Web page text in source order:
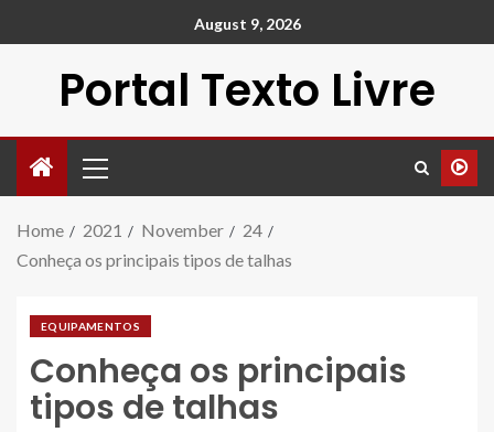
August 9, 2026
Portal Texto Livre
Home 2021 November
24
Conheça os principais tipos de talhas
EQUIPAMENTOS
Conheça os principais
tipos de talhas